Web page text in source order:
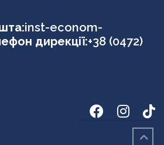
inst-econom-
дирекції:+38 (0472)